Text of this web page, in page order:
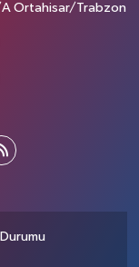
A Ortahisar/Trabzon